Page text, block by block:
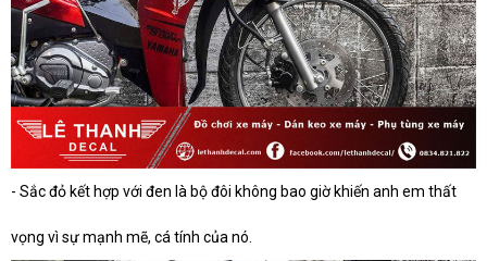
- Sắc đỏ kết hợp với đen là bộ đôi không bao giờ khiến anh em thất
vọng vì sự mạnh mẽ, cá tính của nó.